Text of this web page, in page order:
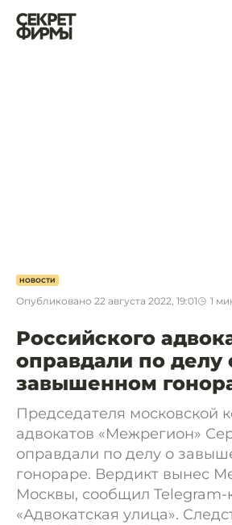
НОВОСТИ
Опубликовано 22 августа 2022, 19:01 1
Российского
оправдали по делу
завышенном
Председателя московской
адвокатов «Межрегион»
оправдали по делу о
гонораре. Вердикт вынес
Москвы, сообщил Telegram-
«Адвокатская улица».